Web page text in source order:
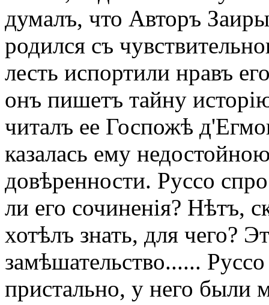
думалъ, что Авторъ
родился съ
лесть испортили нравъ
онъ пишетъ тайну
читалъ ее Госпожѣ
казалась ему
довѣренности. Руссо
ли его сочиненія? Нѣтъ,
хотѣлъ знать, для чего?
замѣшательство......
пристально, у него были